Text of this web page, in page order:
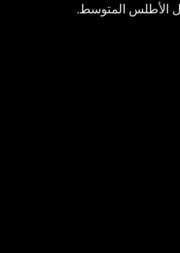
الأطلس المتوسط.